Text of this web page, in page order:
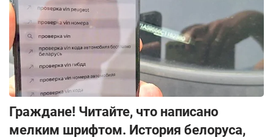
Граждане! Читайте, что написано
мелким шрифтом. История белоруса,